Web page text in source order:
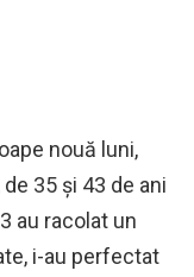
nouă luni,
35 și 43 de ani
au racolat un
i-au perfectat